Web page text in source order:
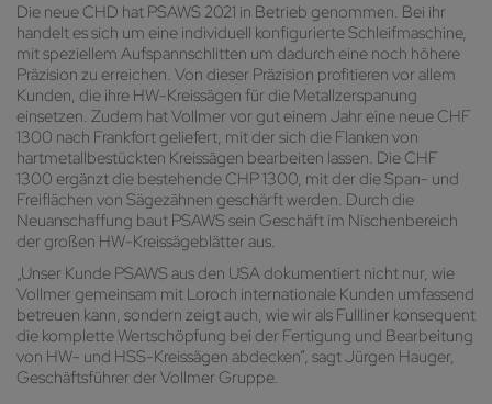
Die neue CHD hat PSAWS 2021 in Betrieb genommen. Bei ihr
handelt es sich um eine individuell konfigurierte Schleifmaschine,
mit speziellem Aufspannschlitten um dadurch eine noch höhere
Präzision zu erreichen. Von dieser Präzision profitieren vor allem
Kunden, die ihre HW-Kreissägen für die Metallzerspanung
einsetzen. Zudem hat Vollmer vor gut einem Jahr eine neue CHF
1300 nach Frankfort geliefert, mit der sich die Flanken von
hartmetallbestückten Kreissägen bearbeiten lassen. Die CHF
1300 ergänzt die bestehende CHP 1300, mit der die Span- und
Freiflächen von Sägezähnen geschärft werden. Durch die
Neuanschaffung baut PSAWS sein Geschäft im Nischenbereich
der großen HW-Kreissägeblätter aus.
„Unser Kunde PSAWS aus den USA dokumentiert nicht nur, wie
Vollmer gemeinsam mit Loroch internationale Kunden umfassend
betreuen kann, sondern zeigt auch, wie wir als Fullliner konsequent
die komplette Wertschöpfung bei der Fertigung und Bearbeitung
von HW- und HSS-Kreissägen abdecken“, sagt Jürgen Hauger,
Geschäftsführer der Vollmer Gruppe.